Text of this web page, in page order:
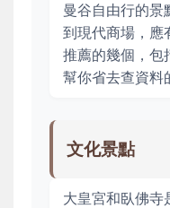
曼谷自由行的景
到現代商場，應
推薦的幾個，包
幫你省去查資料
文化景點
大皇宮和臥佛寺